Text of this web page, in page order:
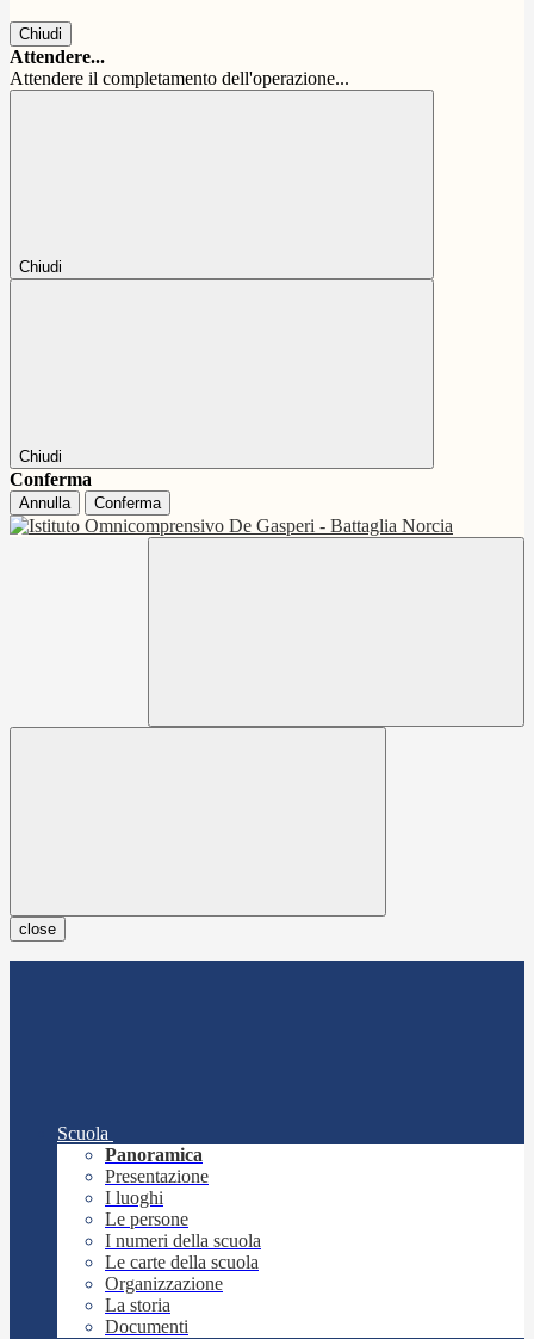
Chiudi
Attendere...
Attendere il completamento dell'operazione...
Chiudi
Chiudi
Conferma
Annulla Conferma
close
Scuola
Panoramica
Presentazione
I luoghi
Le persone
I numeri della scuola
Le carte della scuola
Organizzazione
La storia
Documenti